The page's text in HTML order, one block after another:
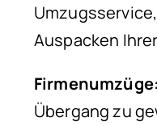
Auspacken
Firmenumzüge:
Übergang zu